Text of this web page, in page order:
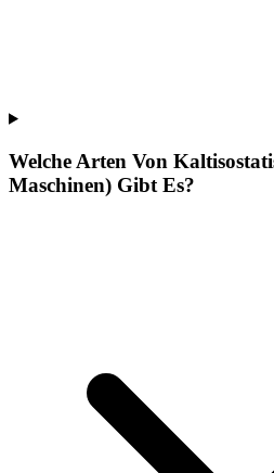
Welche Arten Von
Maschinen) Gibt Es?